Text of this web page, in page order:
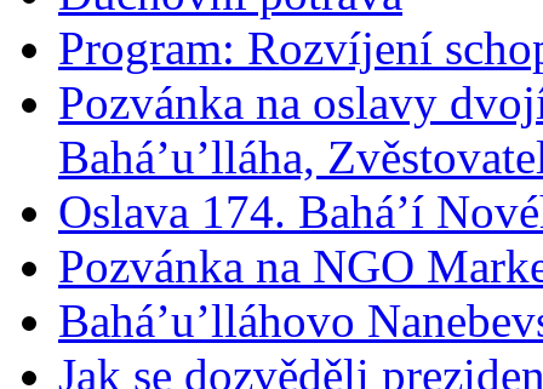
Program: Rozvíjení
Pozvánka na oslavy
Bahá’u’lláha,
Oslava 174. Bahá’í
Pozvánka na NGO
Bahá’u’lláhovo
Jak se dozvěděli